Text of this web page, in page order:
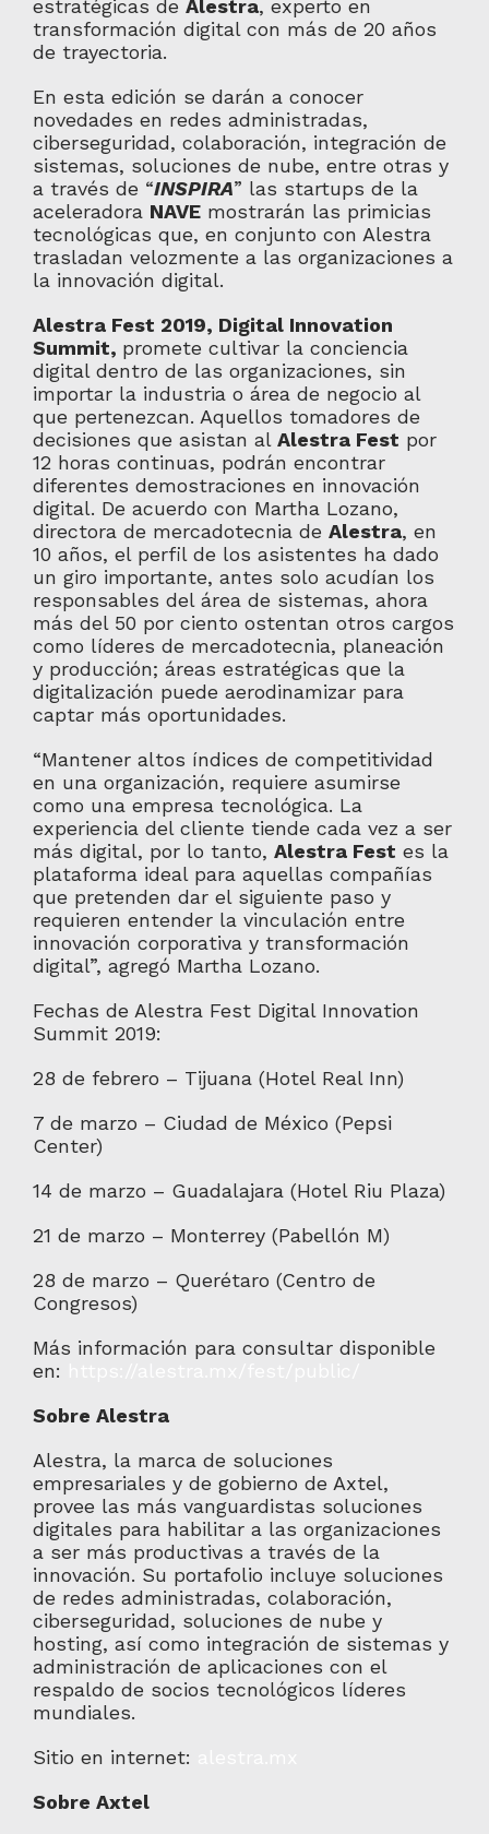
estratégicas de Alestra, experto en
transformación digital con más de 20 años
de trayectoria.
En esta edición se darán a conocer
novedades en redes administradas,
ciberseguridad, colaboración, integración de
sistemas, soluciones de nube, entre otras y
a través de “INSPIRA” las startups de la
aceleradora NAVEmostrarán las primicias
tecnológicas que, en conjunto con Alestra
trasladan velozmente a las organizaciones a
la innovación digital.
Alestra Fest 2019, Digital Innovation
Summit, promete cultivar la conciencia
digital dentro de las organizaciones, sin
importar la industria o área de negocio al
que pertenezcan. Aquellos tomadores de
decisiones que asistan al Alestra Fest por
12 horas continuas, podrán encontrar
diferentes demostraciones en innovación
digital. De acuerdo con Martha Lozano,
directora de mercadotecnia de Alestra, en
10 años, el perfil de los asistentes ha dado
un giro importante, antes solo acudían los
responsables del área de sistemas, ahora
más del 50 por ciento ostentan otros cargos
como líderes de mercadotecnia, planeación
y producción; áreas estratégicas que la
digitalización puede aerodinamizar para
captar más oportunidades.
“Mantener altos índices de competitividad
en una organización, requiere asumirse
como una empresa tecnológica. La
experiencia del cliente tiende cada vez a ser
más digital, por lo tanto, Alestra Fest es la
plataforma ideal para aquellas compañías
que pretenden dar el siguiente paso y
requieren entender la vinculación entre
innovación corporativa y transformación
digital”, agregó Martha Lozano.
Fechas de Alestra Fest Digital Innovation
Summit 2019:
28 de febrero – Tijuana (Hotel Real Inn)
7 de marzo – Ciudad de México (Pepsi
Center)
14 de marzo – Guadalajara (Hotel Riu Plaza)
21 de marzo – Monterrey (Pabellón M)
28 de marzo – Querétaro (Centro de
Congresos)
Más información para consultar disponible
en:
Sobre Alestra
Alestra, la marca de soluciones
empresariales y de gobierno de Axtel,
provee las más vanguardistas soluciones
digitales para habilitar a las organizaciones
a ser más productivas a través de la
innovación. Su portafolio incluye soluciones
de redes administradas, colaboración,
ciberseguridad, soluciones de nube y
hosting, así como integración de sistemas y
administración de aplicaciones con el
respaldo de socios tecnológicos líderes
mundiales.
Sitio en internet:
Sobre Axtel